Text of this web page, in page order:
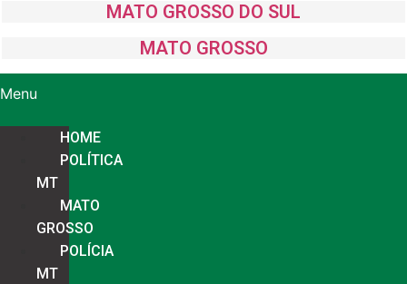
MATO GROSSO DO SUL
MATO GROSSO
Menu
HOME
POLÍTICA
MT
MATO
GROSSO
POLÍCIA
MT